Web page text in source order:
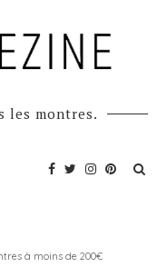
les montres.
à moins de 200€